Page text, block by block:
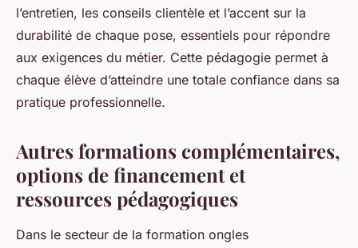
l’entretien, les conseils clientèle et l’accent sur la
durabilité de chaque pose, essentiels pour répondre
aux exigences du métier. Cette pédagogie permet à
chaque élève d’atteindre une totale confiance dans sa
pratique professionnelle.
Autres formations complémentaires,
options de financement et
ressources pédagogiques
Dans le secteur de la formation ongles